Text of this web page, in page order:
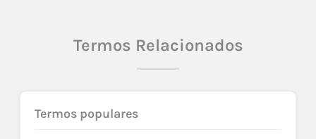
Termos Relacionados
Termos populares